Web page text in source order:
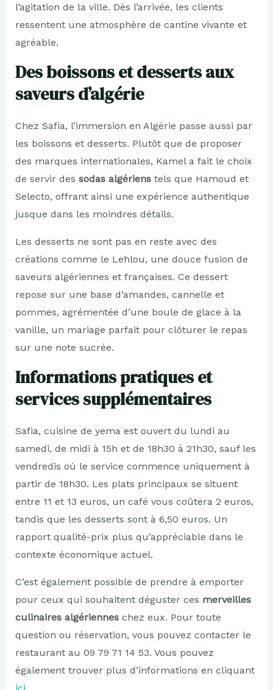
l’agitation de la ville. Dès l’arrivée, les clients
ressentent une atmosphère de cantine vivante et
agréable.
Des boissons et desserts aux
saveurs d’algérie
Chez Safia, l’immersion en Algérie passe aussi par
les boissons et desserts. Plutôt que de proposer
des marques internationales, Kamel a fait le choix
de servir des sodas algérienstels que Hamoud et
Selecto, offrant ainsi une expérience authentique
jusque dans les moindres détails.
Les desserts ne sont pas en reste avec des
créations comme le Lehlou, une douce fusion de
saveurs algériennes et françaises. Ce dessert
repose sur une base d’amandes, cannelle et
pommes, agrémentée d’une boule de glace à la
vanille, un mariage parfait pour clôturer le repas
sur une note sucrée.
Informations pratiques et
services supplémentaires
Safia, cuisine de yema est ouvert du lundi au
samedi, de midi à 15h et de 18h30 à 21h30, sauf les
vendredis où le service commence uniquement à
partir de 18h30. Les plats principaux se situent
entre 11 et 13 euros, un café vous coûtera 2 euros,
tandis que les desserts sont à 6,50 euros. Un
rapport qualité-prix plus qu’appréciable dans le
contexte économique actuel.
C’est également possible de prendre à emporter
pour ceux qui souhaitent déguster ces merveilles
culinaires algérienneschez eux. Pour toute
question ou réservation, vous pouvez contacter le
restaurant au 09 79 71 14 53. Vous pouvez
également trouver plus d’informations en cliquant
ici